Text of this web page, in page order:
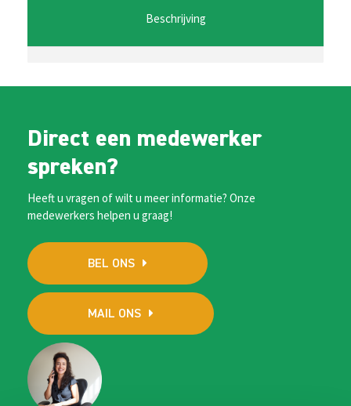
Beschrijving
Direct een medewerker
spreken?
Heeft u vragen of wilt u meer informatie? Onze
medewerkers helpen u graag!
BEL ONS
MAIL ONS